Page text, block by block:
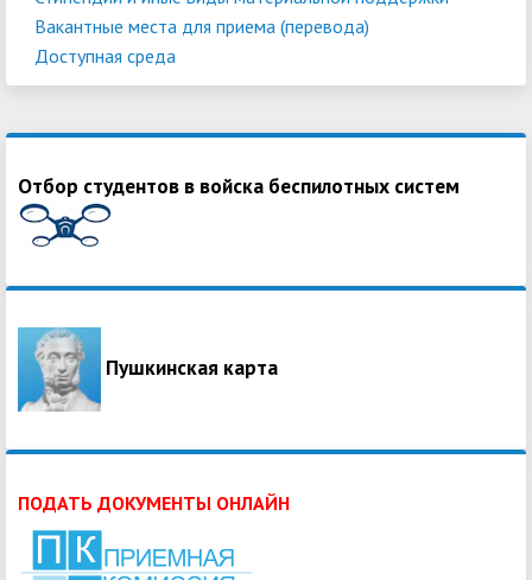
Вакантные места для приема (перевода)
Доступная среда
Отбор студентов в войска беспилотных систем
Пушкинская карта
ПОДАТЬ ДОКУМЕНТЫ ОНЛАЙН